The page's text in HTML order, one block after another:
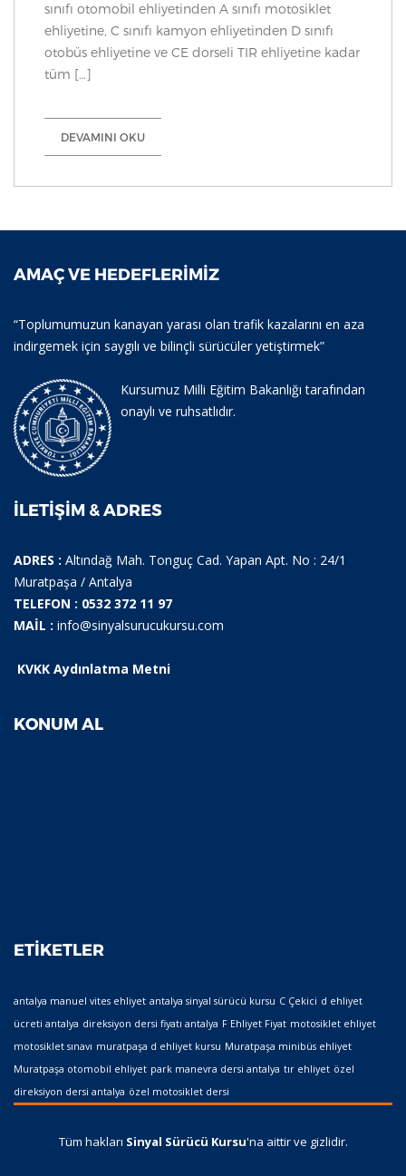
sınıfı otomobil ehliyetinden A sınıfı motosiklet
ehliyetine, C sınıfı kamyon ehliyetinden D sınıfı
otobüs ehliyetine ve CE dorseli TIR ehliyetine kadar
tüm […]
DEVAMINI OKU
AMAÇ VE HEDEFLERIMIZ
“Toplumumuzun kanayan yarası olan trafik kazalarını en aza
indirgemek için saygılı ve bilinçli sürücüler yetiştirmek”
Kursumuz Milli Eğitim Bakanlığı tarafından
onaylı ve ruhsatlıdır.
İLETIŞIM & ADRES
ADRES : Altındağ Mah. Tonguç Cad. Yapan Apt. No : 24/1
Muratpaşa / Antalya
TELEFON : 0532 372 11 97
MAİL : info@sinyalsurucukursu.com
KVKK Aydınlatma Metni
KONUM AL
ETIKETLER
antalya manuel vites ehliyet antalya sinyal sürücü kursu C Çekici d ehliyet
ücreti antalya direksiyon dersi fiyatı antalya F Ehliyet Fiyat motosiklet ehliyet
motosiklet sınavı muratpaşa d ehliyet kursu Muratpaşa minibüs ehliyet
Muratpaşa otomobil ehliyet park manevra dersi antalya tır ehliyet özel
direksiyon dersi antalya özel motosiklet dersi
Tüm hakları Sinyal Sürücü Kursu'na aittir ve gizlidir.